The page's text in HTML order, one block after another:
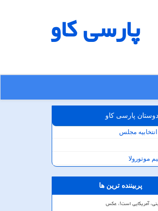
پارسی كاو
پارسی كاو
مجلس
موتورولا
پربیننده ترین ها
آمریکایی است!، عکس